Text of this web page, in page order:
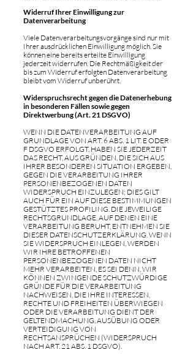
Widerruf Ihrer Einwilligung zur
Datenverarbeitung
Viele Datenverarbeitungsvorgänge sind nur mit
Ihrer ausdrücklichen Einwilligung möglich. Sie
können eine bereits erteilte Einwilligung
jederzeit widerrufen. Die Rechtmäßigkeit der
bis zum Widerruf erfolgten Datenverarbeitung
bleibt vom Widerruf unberührt.
Widerspruchsrecht gegen die Datenerhebung
in besonderen Fällen sowie gegen
Direktwerbung (Art. 21 DSGVO)
WENN DIE DATENVERARBEITUNG AUF
GRUNDLAGE VON ART. 6 ABS. 1 LIT. E ODER
F DSGVO ERFOLGT, HABEN SIE JEDERZEIT
DAS RECHT, AUS GRÜNDEN, DIE SICH AUS
IHRER BESONDEREN SITUATION ERGEBEN,
GEGEN DIE VERARBEITUNG IHRER
PERSONENBEZOGENEN DATEN
WIDERSPRUCH EINZULEGEN; DIES GILT
AUCH FÜR EIN AUF DIESE BESTIMMUNGEN
GESTÜTZTES PROFILING. DIE JEWEILIGE
RECHTSGRUNDLAGE, AUF DENEN EINE
VERARBEITUNG BERUHT, ENTNEHMEN SIE
DIESER DATENSCHUTZERKLÄRUNG. WENN
SIE WIDERSPRUCH EINLEGEN, WERDEN
WIR IHRE BETROFFENEN
PERSONENBEZOGENEN DATEN NICHT
MEHR VERARBEITEN, ES SEI DENN, WIR
KÖNNEN ZWINGENDE SCHUTZWÜRDIGE
GRÜNDE FÜR DIE VERARBEITUNG
NACHWEISEN, DIE IHRE INTERESSEN,
RECHTE UND FREIHEITEN ÜBERWIEGEN
ODER DIE VERARBEITUNG DIENT DER
GELTENDMACHUNG, AUSÜBUNG ODER
VERTEIDIGUNG VON
RECHTSANSPRÜCHEN (WIDERSPRUCH
NACH ART. 21 ABS. 1 DSGVO).